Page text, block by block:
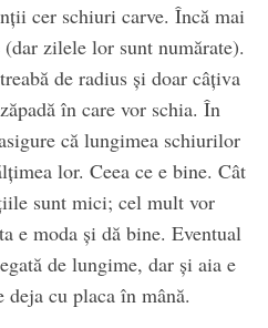
cer schiuri carve. Încă mai
zilele lor sunt numărate).
de radius și doar câțiva
în care vor schia. În
că lungimea schiurilor
lor. Ceea ce e bine. Cât
sunt mici; cel mult vor
e moda și dă bine. Eventual
de lungime, dar și aia e
deja cu placa în mână.